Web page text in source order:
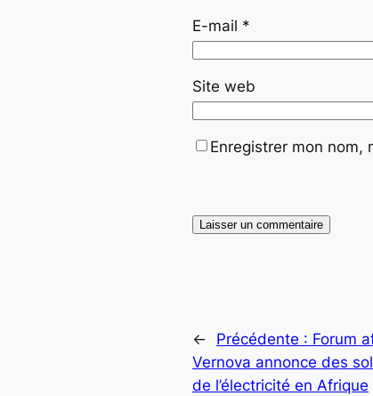
E-mail *
Site web
Enregistrer mon nom,
← Précédente : Forum
Vernova annonce des
de l’électricité en Afrique